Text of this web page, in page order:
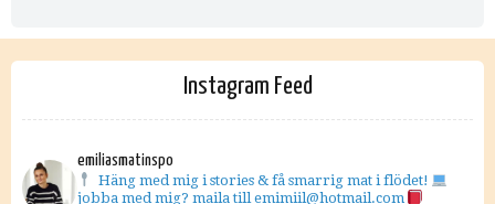
Instagram Feed
emiliasmatinspo
Häng med mig i stories & få smarrig mat i flödet!
jobba med mig? maila till emimiil@hotmail.com